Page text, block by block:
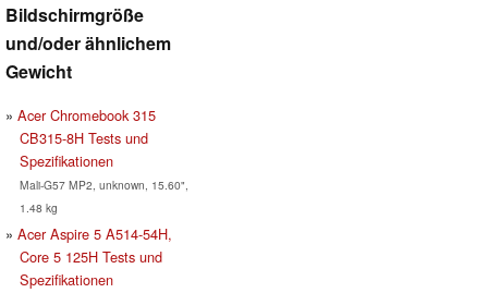
Bildschirmgröße
und/oder ähnlichem
Gewicht
Acer Chromebook 315
CB315-8H Tests und
Spezifikationen
Mali-G57 MP2, unknown, 15.60",
1.48 kg
Acer Aspire 5 A514-54H,
Core 5 125H Tests und
Spezifikationen